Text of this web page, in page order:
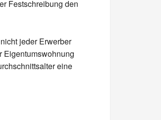
Festschreibung den
jeder Erwerber
Eigentumswohnung
eine